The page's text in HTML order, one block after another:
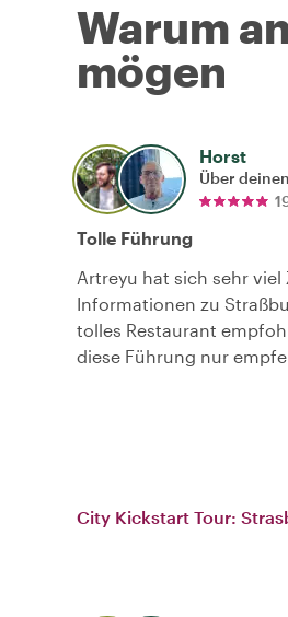
Warum
mögen
Horst
Über
Tolle Führung
Artreyu hat sich sehr
Informationen zu
tolles Restaurant
diese Führung nur
City Kickstart Tour: